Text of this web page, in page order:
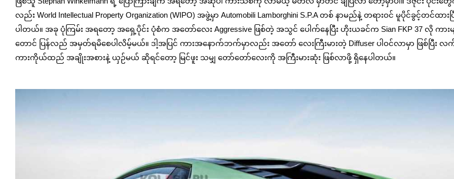
လည်း World Intellectual Property Organization (WIPO) အဖွဲ့မှာ Automobili Lamborghini S.P.A တစ် နာမည်နဲ့ တရားဝင် မူပိုင်ခွင့်တင်ထားပြီ
ပါတယ်။ အခု ပုံကြမ်း အရတော့ အရှေ့ပိုင်း ပုံစံက အတော်လေး Aggressive ဖြစ်တဲ့ အသွင် ပေါက်နေပြီး ဟိုးယခင်က Sian FKP 37 လို ကား
တောင် ပြန်လည် အမှတ်ရမိစေပါလိမ့်မယ်။ ဒါ့အပြင် ကားအနောက်ဘက်မှာလည်း အတော် လေးကြီးမားတဲ့ Diffuser ပါဝင်လာမှာ ဖြစ်ပြီး လ
ကားကိုယ်ထည် အချိုးအစားနဲ့ ယှဉ်မယ် ဆိုရင်တော့ မြင်ဖူး သမျှ တော်တော်လေးကို အကြီးမားဆုံး ဖြစ်လာဖို့ ရှိနေပါတယ်။